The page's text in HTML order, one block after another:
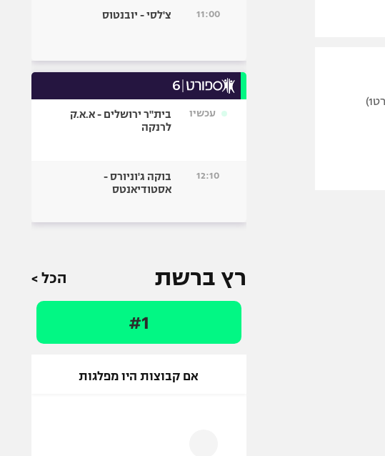
11:00 צ'לסי - יובנטוס
עכשיו
בית"ר ירושלים - א.א.ק
לרנקה
12:10
בוקה ג'וניורס -
אסטודיאנטס
רץ ברשת הכל >
#1
אם קבוצות היו מפלגות